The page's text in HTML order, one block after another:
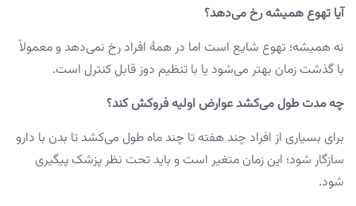
آیا تهوع همیشه رخ می‌دهد؟
نه همیشه؛ تهوع شایع است اما در همهٔ افراد رخ نمی‌دهد و معمولاً
با گذشت زمان بهتر می‌شود یا با تنظیم دوز قابل کنترل است.
چه مدت طول می‌کشد عوارض اولیه فروکش کند؟
برای بسیاری از افراد چند هفته تا چند ماه طول می‌کشد تا بدن با دارو
سازگار شود؛ این زمان متغیر است و باید تحت نظر پزشک پیگیری
شود.